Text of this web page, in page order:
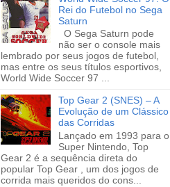
Rei do Futebol no Sega
Saturn
O Sega Saturn pode
não ser o console mais
lembrado por seus jogos de futebol,
mas entre os seus títulos esportivos,
World Wide Soccer 97 ...
Top Gear 2 (SNES) – A
Evolução de um Clássico
das Corridas
Lançado em 1993 para o
Super Nintendo, Top
Gear 2 é a sequência direta do
popular Top Gear , um dos jogos de
corrida mais queridos do cons...